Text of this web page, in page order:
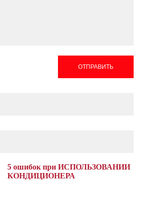
ОТПРАВИТЬ
5 ошибок при ИСПОЛЬЗОВАНИИ
КОНДИЦИОНЕРА